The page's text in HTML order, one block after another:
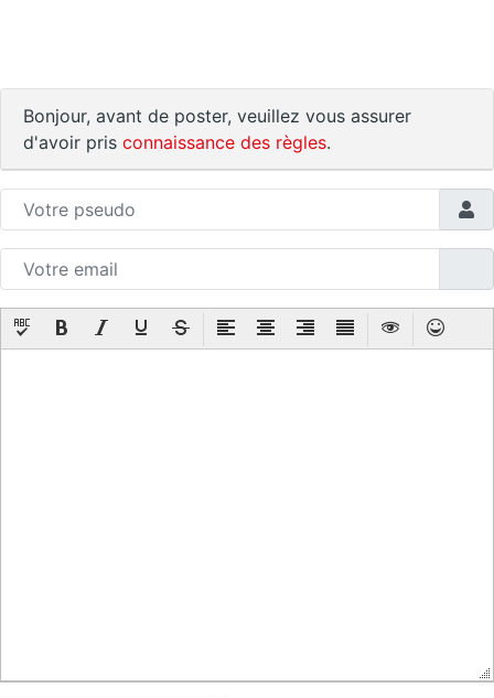
Bonjour, avant de poster, veuillez vous assurer
d'avoir pris connaissance des règles.